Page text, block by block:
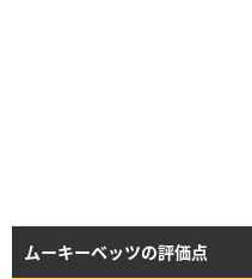
ムーキーベッツの評価点